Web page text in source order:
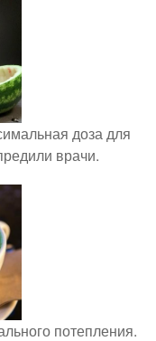
доза для
врачи.
потепления.